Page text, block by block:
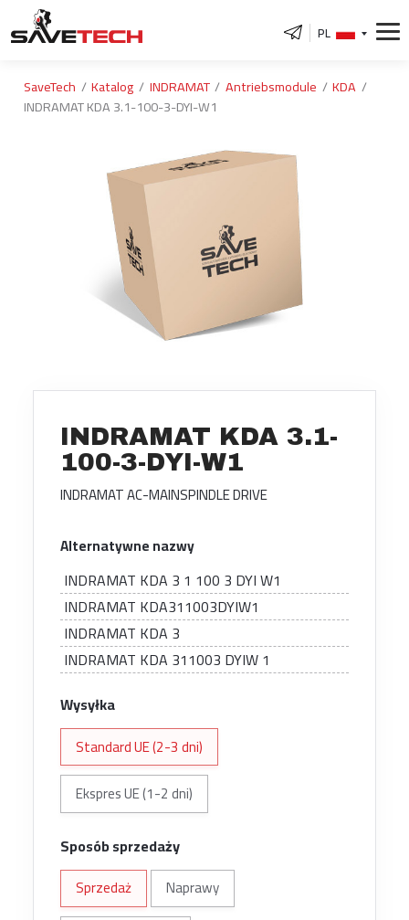
PL
SaveTech Katalog INDRAMAT Antriebsmodule
KDA
INDRAMAT KDA 3.1-100-3-DYI-W1
INDRAMAT KDA 3.1-
100-3-DYI-W1
INDRAMAT AC-MAINSPINDLE DRIVE
Alternatywne nazwy
INDRAMAT KDA 3 1 100 3 DYI W1
INDRAMAT KDA311003DYIW1
INDRAMAT KDA 3
INDRAMAT KDA 311003 DYIW 1
Wysyłka
Standard UE (2-3 dni)
Ekspres UE (1-2 dni)
Sposób sprzedaży
Sprzedaż
Naprawy